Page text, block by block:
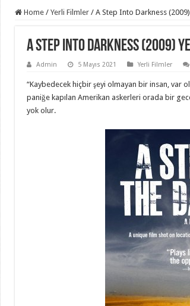
Home / Yerli Filmler / A Step Into Darkness
A Step Into Darkness (2009)
Admin 5 Mayıs 2021 Yerli Filmler
“Kaybedecek hiçbir şeyi olmayan bir insan, var
paniğe kapılan Amerikan askerleri orada bir
yok olur.